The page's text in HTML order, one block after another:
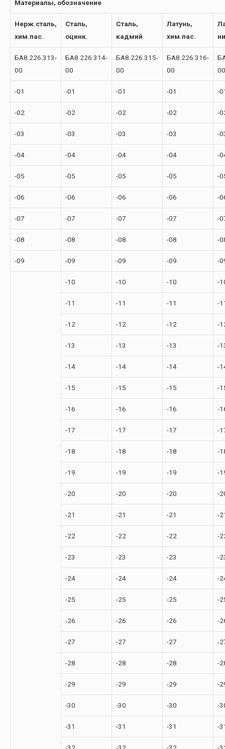
Материалы, обозначение
Нерж.сталь,
хим.пас.
Сталь,
оцинк.
Сталь,
кадмий
Латунь,
хим.пас.
БА8.226.313-
00
БА8.226.314-
00
БА8.226.315-
00
БА8.226.316-
00
00
-01 -01 -01 -01 -
-02 -02 -02 -02 -
-03 -03 -03 -03 -
-04 -04 -04 -04 -
-05 -05 -05 -05 -
-06 -06 -06 -06 -
-07 -07 -07 -07 -
-08 -08 -08 -08 -
-09 -09 -09 -09 -
-10 -10 -10 -
-11 -11 -11 -
-12 -12 -12 -
-13 -13 -13 -
-14 -14 -14 -
-15 -15 -15 -
-16 -16 -16 -
-17 -17 -17 -
-18 -18 -18 -
-19 -19 -19 -
-20 -20 -20 -
-21 -21 -21 -
-22 -22 -22 -
-23 -23 -23 -
-24 -24 -24 -
-25 -25 -25 -
-26 -26 -26 -
-27 -27 -27 -
-28 -28 -28 -
-29 -29 -29 -
-30 -30 -30 -
-31 -31 -31 -